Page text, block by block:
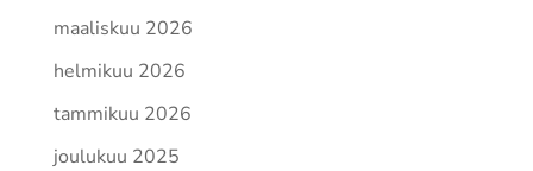
maaliskuu 2026
helmikuu 2026
tammikuu 2026
joulukuu 2025